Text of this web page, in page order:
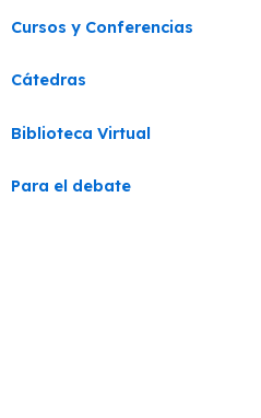
Cursos y Conferencias
Cátedras
Biblioteca Virtual
Para el debate